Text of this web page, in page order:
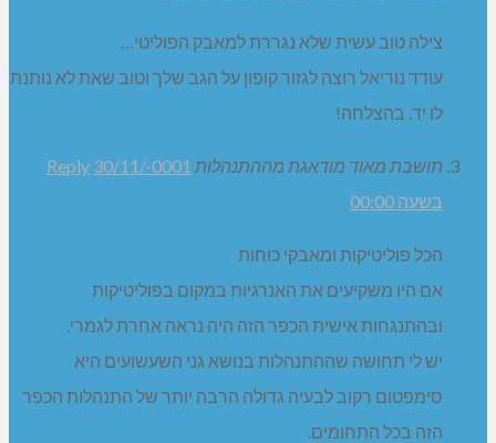
צילה טוב עשית שלא נגררת למאבק הפוליטי…
עודד נוריאל רוצה לגזור קופון על הגב שלך וטוב שאת לא נותנת
לו יד. בהצלחה!
תושבת מאוד מודאגת מההתנהלות Reply 30/11/-0001
בשעה 00:00
הכל פוליטיקות ומאבקי כוחות
אם היו משקיעים את האנרגיות במקום בפוליטיקות
ובהתנגחות אישית הכפר הזה היה נראה אחרת לגמרי.
יש לי תחושה שההתנהלות בנושא גני השעשועים היא
סימפטום רקוב לבעיה גדולה הרבה יותר של התנהלות הכפר
הזה בכל התחומים.